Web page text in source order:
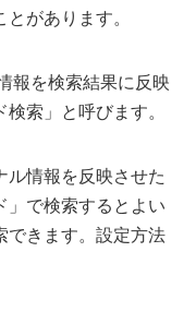
があります。
報を検索結果に反映
索」と呼びます。
ル情報を反映させた
」で検索するとよい
できます。設定方法